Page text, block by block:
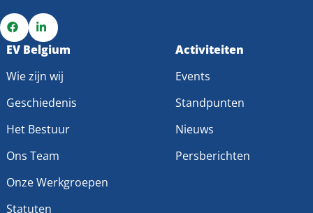
Ga
Facebook
Ga
LinkedIn
EV Belgium
Wie zijn wij
Geschiedenis
Het Bestuur
Ons Team
Onze Werkgroepen
Statuten
Activiteiten
Events
Standpunten
Nieuws
Persberichten